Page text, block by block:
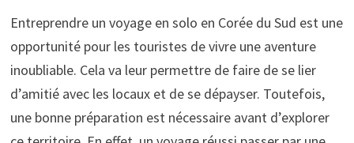
Entreprendre un voyage en solo en Corée du Sud est une
opportunité pour les touristes de vivre une aventure
inoubliable. Cela va leur permettre de faire de se lier
d’amitié avec les locaux et de se dépayser. Toutefois,
une bonne préparation est nécessaire avant d’explorer